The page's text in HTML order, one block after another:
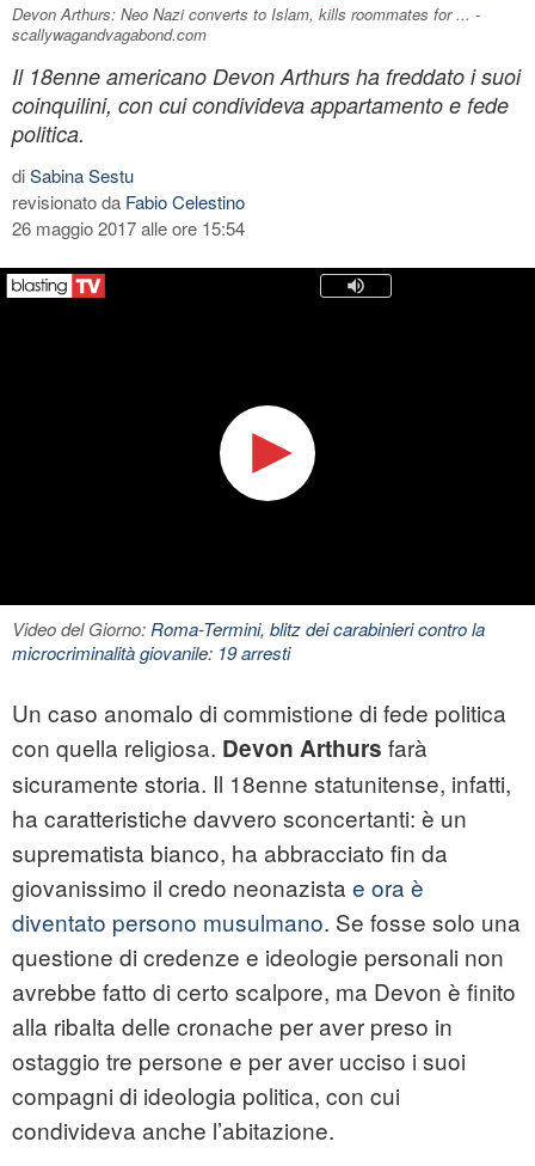
Devon Arthurs: Neo Nazi converts to Islam, kills roommates for ... -
scallywagandvagabond.com
Il 18enne americano Devon Arthurs ha freddato i suoi
coinquilini, con cui condivideva appartamento e fede
politica.
diSabina Sestu
revisionato da Fabio Celestino
26 maggio 2017 alle ore 15:54
Video del Giorno:Roma-Termini, blitz dei carabinieri contro la
microcriminalità giovanile: 19 arresti
Un caso anomalo di commistione di fede politica
con quella religiosa. Devon Arthurs farà
sicuramente storia. Il 18enne statunitense, infatti,
ha caratteristiche davvero sconcertanti: è un
suprematista bianco, ha abbracciato fin da
giovanissimo il credo neonazista e ora è
diventato persono musulmano. Se fosse solo una
questione di credenze e ideologie personali non
avrebbe fatto di certo scalpore, ma Devon è finito
alla ribalta delle cronache per aver preso in
ostaggio tre persone e per aver ucciso i suoi
compagni di ideologia politica, con cui
condivideva anche l’abitazione.